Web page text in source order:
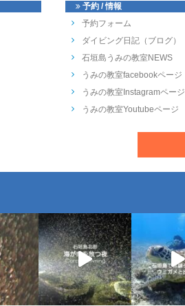
予約 / 情報
予約フォーム
ダイビング日記（ブログ）
石垣島うみの教室NEWS
うみの教室facebookページ
うみの教室Instagramページ
うみの教室Youtubeページ